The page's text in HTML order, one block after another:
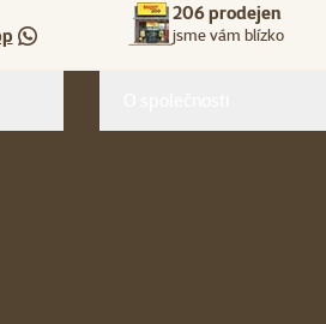
206 prodejen
jsme vám blízko